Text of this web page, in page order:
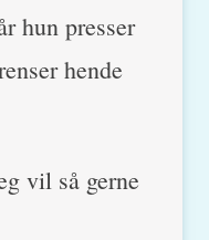
hun presser
hende
vil så gerne